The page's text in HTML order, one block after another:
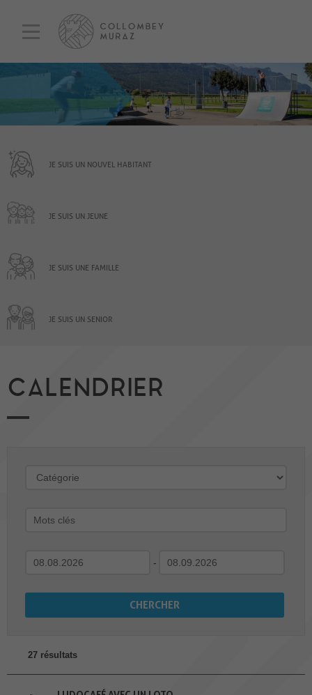
JE SUIS UN NOUVEL HABITANT
JE SUIS UN JEUNE
JE SUIS UNE FAMILLE
JE SUIS UN SENIOR
CALENDRIER
-
27 résultats